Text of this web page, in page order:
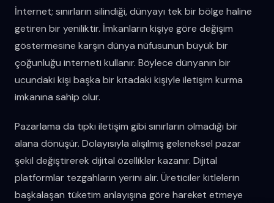
İnternet; sınırların silindiği, dünyayı tek bir bölge haline
getiren bir yeniliktir. İmkanların kişiye göre değişim
göstermesine karşın dünya nüfusunun büyük bir
çoğunluğu interneti kullanır. Böylece dünyanın bir
ucundaki kişi başka bir kıtadaki kişiyle iletişim kurma
imkanına sahip olur.
Pazarlama da tıpkı iletişim gibi sınırların olmadığı bir
alana dönüşür. Dolayısıyla alışılmış geleneksel pazar
şekil değiştirerek dijital özellikler kazanır. Dijital
platformlar tezgahların yerini alır. Üreticiler kitlelerin
başkalaşan tüketim anlayışına göre hareket etmeye